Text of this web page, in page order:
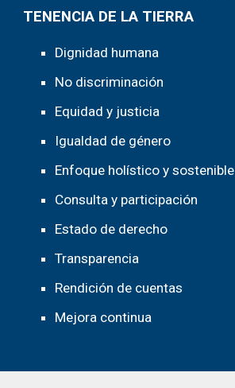
TENENCIA DE LA TIERRA
Dignidad humana
No discriminación
Equidad y justicia
Igualdad de género
Enfoque holístico y sostenible
Consulta y participación
Estado de derecho
Transparencia
Rendición de cuentas
Mejora continua